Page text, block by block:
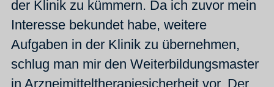
der Klinik zu kümmern. Da ich zuvor mein
Interesse bekundet habe, weitere
Aufgaben in der Klinik zu übernehmen,
schlug man mir den Weiterbildungsmaster
in Arzneimitteltherapiesicherheit vor. Der